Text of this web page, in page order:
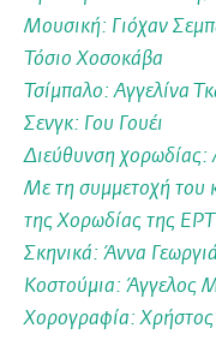
Μουσική: Γιόχαν
Τόσιο Χοσοκάβα
Τσίμπαλο: Αγγελίνα
Σενγκ: Γου Γουέι
Διεύθυνση χορωδίας:
Με τη συμμετοχή του
της Χορωδίας της ΕΡΤ
Σκηνικά: Άννα
Κοστούμια: Άγγελος
Χορογραφία: